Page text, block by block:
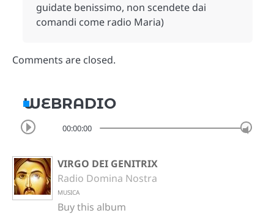
guidate benissimo, non scendete dai
comandi come radio Maria)
Comments are closed.
WEBRADIO
00:00:00
VIRGO DEI GENITRIX
Radio Domina Nostra
MUSICA
Buy this album